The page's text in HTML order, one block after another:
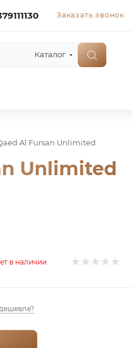
Заказать звонок
Каталог
Al Fursan Unlimited
Unlimited
в наличии